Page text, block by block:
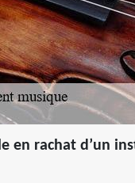
en rachat d’un